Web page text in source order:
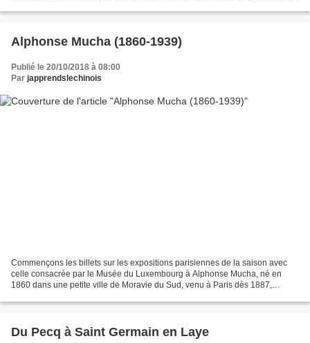
Alphonse Mucha (1860-1939)
Publié le 20/10/2018 à 08:00
Par japprendslechinois
Commençons les billets sur les expositions parisiennes de la saison avec
celle consacrée par le Musée du Luxembourg à Alphonse Mucha, né en
1860 dans une petite ville de Moravie du Sud, venu à Paris dès 1887,
Du Pecq à Saint Germain en Laye